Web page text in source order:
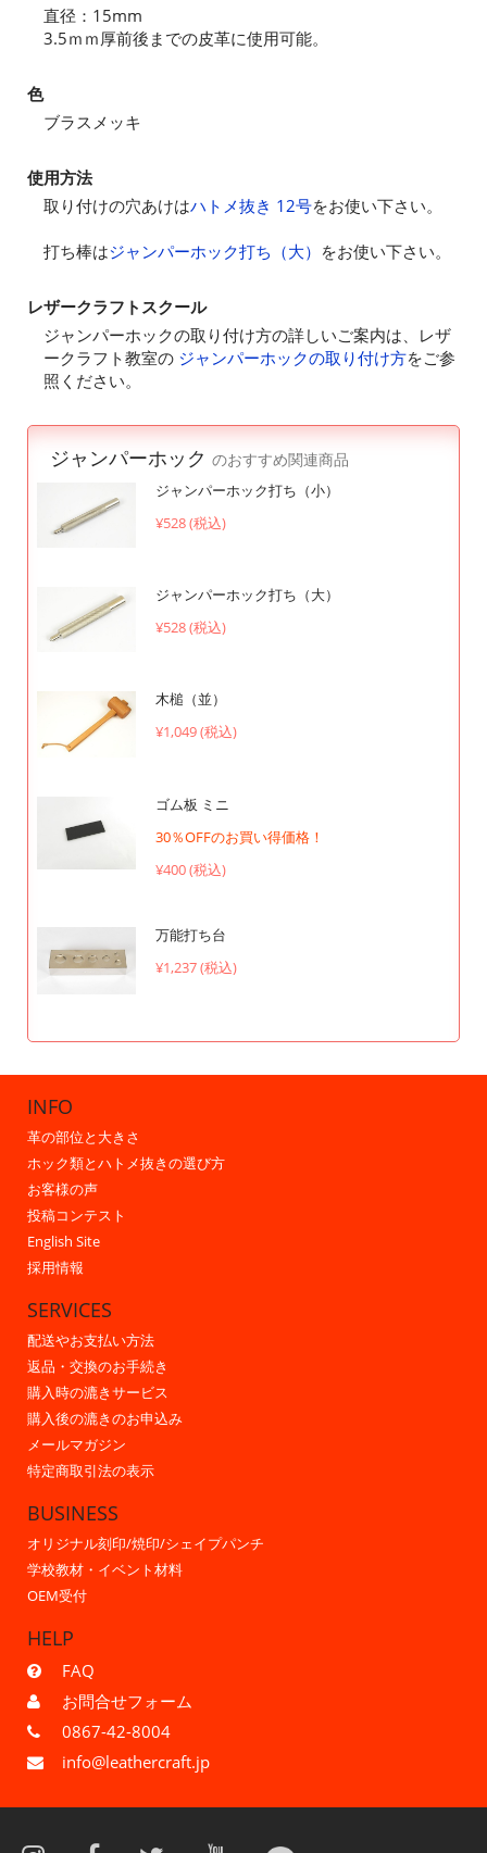
直径：15mm
3.5ｍｍ厚前後までの皮革に使用可能。
色
ブラスメッキ
使用方法
取り付けの穴あけはハトメ抜き 12号をお使い下さい。
打ち棒はジャンパーホック打ち（大） をお使い下さい。
レザークラフトスクール
ジャンパーホックの取り付け方の詳しいご案内は、レザ
ークラフト教室の ジャンパーホックの取り付け方をご参
照ください。
ジャンパーホック のおすすめ関連商品
ジャンパーホック打ち（小）
¥528 (税込)
ジャンパーホック打ち（大）
¥528 (税込)
木槌（並）
¥1,049 (税込)
ゴム板 ミニ
30％OFFのお買い得価格！
¥400 (税込)
万能打ち台
¥1,237 (税込)
INFO
革の部位と大きさ
ホック類とハトメ抜きの選び方
お客様の声
投稿コンテスト
English Site
採用情報
SERVICES
配送やお支払い方法
返品・交換のお手続き
購入時の漉きサービス
購入後の漉きのお申込み
メールマガジン
特定商取引法の表示
BUSINESS
オリジナル刻印/焼印/シェイプパンチ
学校教材・イベント材料
OEM受付
HELP
FAQ
お問合せフォーム
0867-42-8004
info@leathercraft.jp